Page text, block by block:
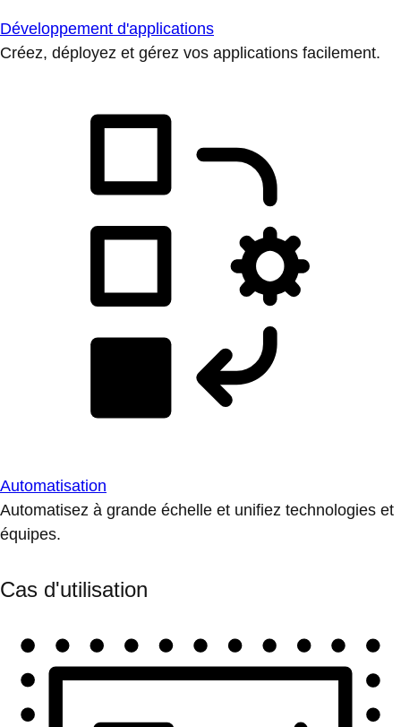
Développement d'applications
Créez, déployez et gérez vos applications facilement.
Automatisation
Automatisez à grande échelle et unifiez technologies et
équipes.
Cas d'utilisation